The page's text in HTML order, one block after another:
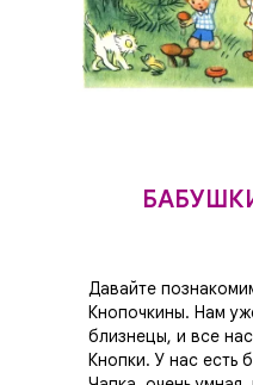
Давайте
Кнопочкины. Нам
близнецы, и все
Кнопки. У нас есть